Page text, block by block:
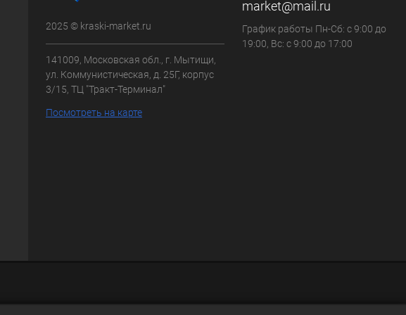
2025 © kraski-market.ru
141009, Московская обл., г. Мытищи,
ул. Коммунистическая, д. 25Г, корпус
3/15, ТЦ "Тракт-Терминал"
Посмотреть на карте
market@mail.ru
График работы Пн-Сб: с 9:00 до
19:00, Вс: с 9:00 до 17:00